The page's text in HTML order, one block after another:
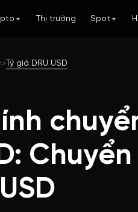
Thị trường Spot
> Tỷ giá DRU USD